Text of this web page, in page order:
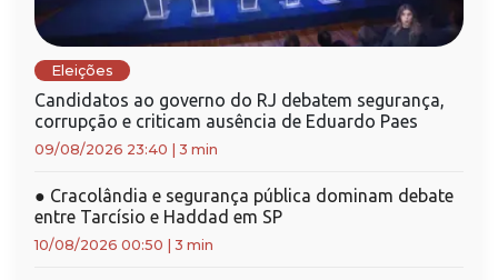
Eleições
Candidatos ao governo do RJ debatem segurança,
corrupção e criticam ausência de Eduardo Paes
09/08/2026 23:40 3 min
● Cracolândia e segurança pública dominam debate
entre Tarcísio e Haddad em SP
10/08/2026 00:50 3 min